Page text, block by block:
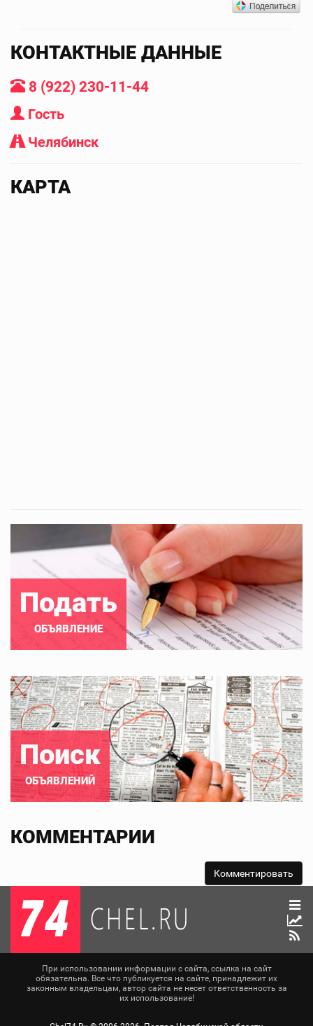
КОНТАКТНЫЕ ДАННЫЕ
8 (922) 230-11-44
Гость
Челябинск
КАРТА
Подать
ОБЪЯВЛЕНИЕ
Поиск
ОБЪЯВЛЕНИЙ
КОММЕНТАРИИ
При использовании информации с сайта, ссылка на сайт
обязательна. Все что публикуется на сайте, принадлежит их
законным владельцам, автор сайта не несет ответственность за
их использование!